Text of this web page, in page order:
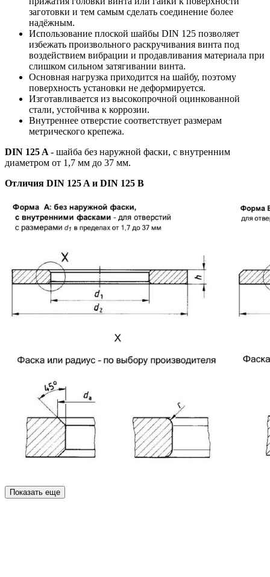
заготовки и тем самым сделать соединение более
надёжным.
Использование плоской шайбы DIN 125 позволяет
избежать произвольного раскручивания винта под
воздействием вибрации и продавливания материала при
слишком сильном затягивании винта.
Основная нагрузка приходится на шайбу, поэтому
поверхность установки не деформируется.
Изготавливается из высокопрочной оцинкованной
стали, устойчива к коррозии.
Внутреннее отверстие соответствует размерам
метрического крепежа.
DIN 125 A - шайба без наружной фаски, с внутренним
диаметром от 1,7 мм до 37 мм.
Отличия DIN 125 A и DIN 125 B
Показать еще